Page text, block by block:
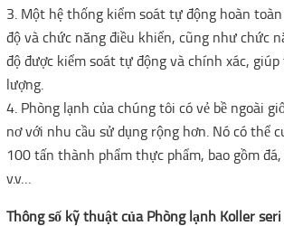
3. Một hệ thống kiểm soát tự động hoàn
độ và chức năng điều khiển, cũng như chức
độ được kiểm soát tự động và chính xác,
lượng.
4. Phòng lạnh của chúng tôi có vẻ bề ngoài
nơ với nhu cầu sử dụng rộng hơn. Nó có thể
100 tấn thành phẩm thực phẩm, bao gồm đá,
v.v…
Thông số kỹ thuật của Phòng lạnh Koller seri